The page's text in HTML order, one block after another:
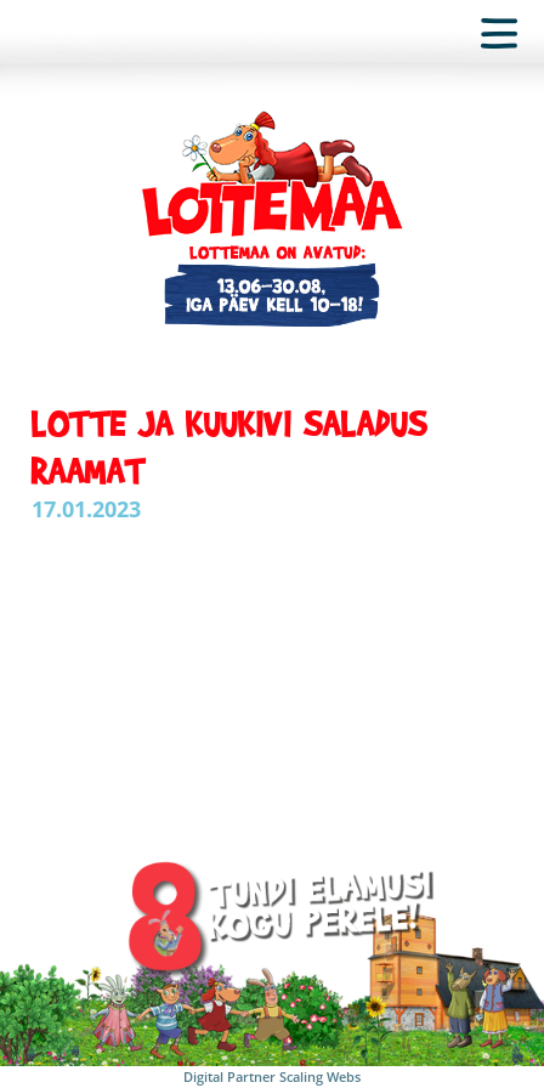
LOTTE JA KUUKIVI SALADUS
RAAMAT
17.01.2023
Digital Partner Scaling Webs